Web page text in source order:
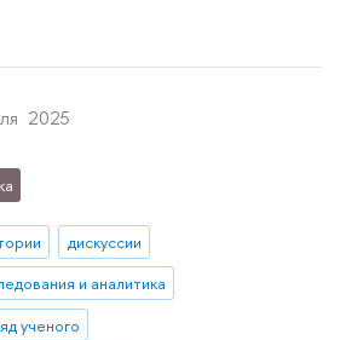
2025
дискуссии
и аналитика
ученого